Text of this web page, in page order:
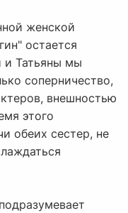
женской
остается
и Татьяны мы
соперничество,
внешностью
этого
обеих сестер, не